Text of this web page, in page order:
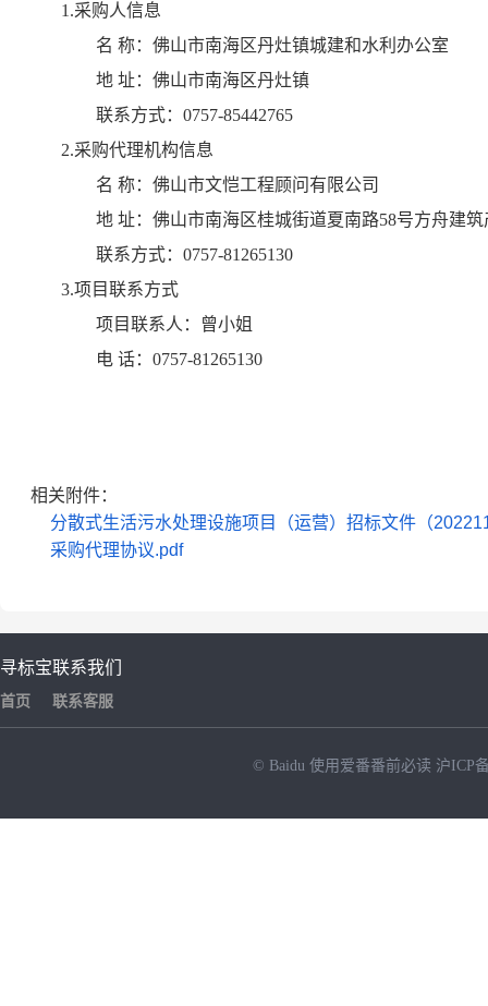
1.采购人信息
名 称： 佛山市南海区丹灶镇城建和水利办公室
地 址： 佛山市南海区丹灶镇
联系方式： 0757-85442765
2.采购代理机构信息
名 称： 佛山市文恺工程顾问有限公司
地 址： 佛山市南海区桂城街道夏南路58号方舟建筑
联系方式： 0757-81265130
3.项目联系方式
项目联系人：
曾小姐
电 话： 0757-81265130
相关附件：
分散式生活污水处理设施项目（运营）招标文件（
采购代理协议.pdf
寻标宝
首页
联系我们
联系客服
© Baidu 使用爱番番前必读 沪ICP